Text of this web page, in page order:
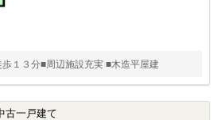
１３分■周辺施設充実 ■木造平屋建
古一戸建て